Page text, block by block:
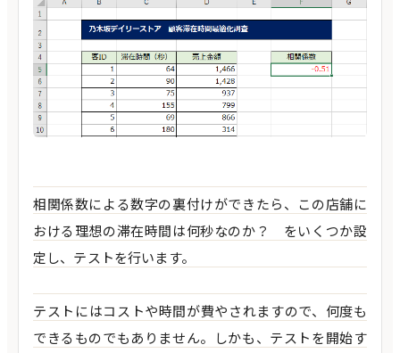
相関係数による数字の裏付けができたら、この店舗に
おける理想の滞在時間は何秒なのか？ をいくつか設
定し、テストを行います。
テストにはコストや時間が費やされますので、何度も
できるものでもありません。しかも、テストを開始す